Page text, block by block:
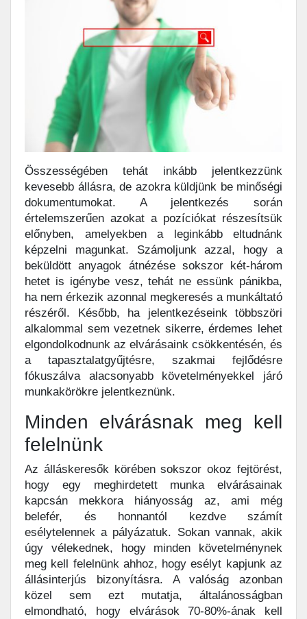
Összességében tehát inkább jelentkezzünk
kevesebb állásra, de azokra küldjünk be minőségi
dokumentumokat. A jelentkezés során
értelemszerűen azokat a pozíciókat részesítsük
előnyben, amelyekben a leginkább eltudnánk
képzelni magunkat. Számoljunk azzal, hogy a
beküldött anyagok átnézése sokszor két-három
hetet is igénybe vesz, tehát ne essünk pánikba,
ha nem érkezik azonnal megkeresés a munkáltató
részéről. Később, ha jelentkezéseink többszöri
alkalommal sem vezetnek sikerre, érdemes lehet
elgondolkodnunk az elvárásaink csökkentésén, és
a tapasztalatgyűjtésre, szakmai fejlődésre
fókuszálva alacsonyabb követelményekkel járó
munkakörökre jelentkeznünk.
Minden elvárásnak meg kell
felelnünk
Az álláskeresők körében sokszor okoz fejtörést,
hogy egy meghirdetett munka elvárásainak
kapcsán mekkora hiányosság az, ami még
belefér, és honnantól kezdve számít
esélytelennek a pályázatuk. Sokan vannak, akik
úgy vélekednek, hogy minden követelménynek
meg kell felelnünk ahhoz, hogy esélyt kapjunk az
állásinterjús bizonyításra. A valóság azonban
közel sem ezt mutatja, általánosságban
elmondható, hogy elvárások 70-80%-ának kell